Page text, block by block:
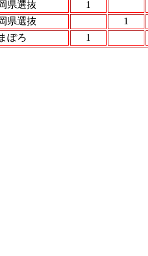
県選抜
1
県選抜
1
ぽろ 1